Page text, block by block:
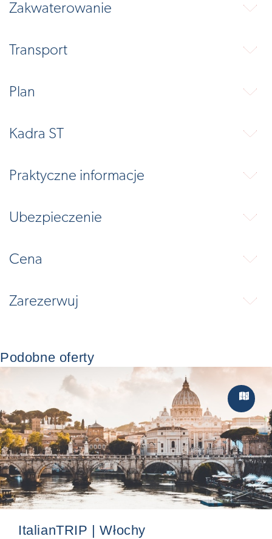
Zakwaterowanie ⬇
Transport ⬇
Plan ⬇
Kadra ST ⬇
Praktyczne informacje ⬇
Ubezpieczenie ⬇
Cena ⬇
Zarezerwuj ⬇
Podobne oferty

ItalianTRIP | Włochy